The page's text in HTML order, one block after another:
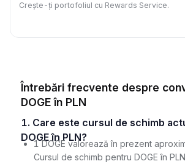
Crește-ți portofoliul cu Rewards Service.
Întrebări frecvente despre
DOGE în PLN
1. Care este cursul de schimb actual pentru
DOGE în PLN?
1 DOGE valorează în prezent
Cursul de schimb pentru DOGE în